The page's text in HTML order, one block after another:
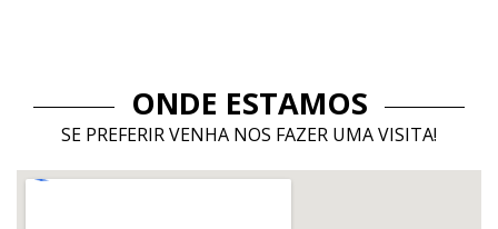
ONDE ESTAMOS
SE PREFERIR VENHA NOS FAZER UMA VISITA!